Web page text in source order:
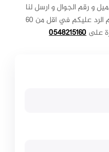
و رقم الجوال و ارسل لنا
استفسارك او طلبك , و سوف يتم الرد عليكم في اقل من 60
على0548215160